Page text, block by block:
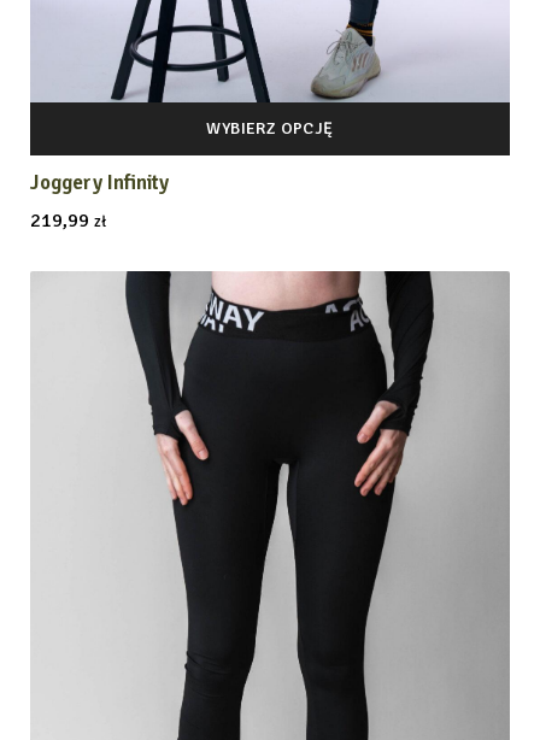
WYBIERZ OPCJĘ
Joggery Infinity
219,99 zł